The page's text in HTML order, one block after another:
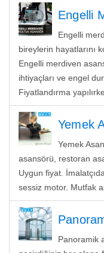
Engelli
Engelli
bireylerin hayatlarını
Engelli merdiven
ihtiyaçları ve engel
Fiyatlandırma
Yemek
Yemek
asansörü, restoran
Uygun fiyat.
sessiz motor. Mutfak
Panoramik